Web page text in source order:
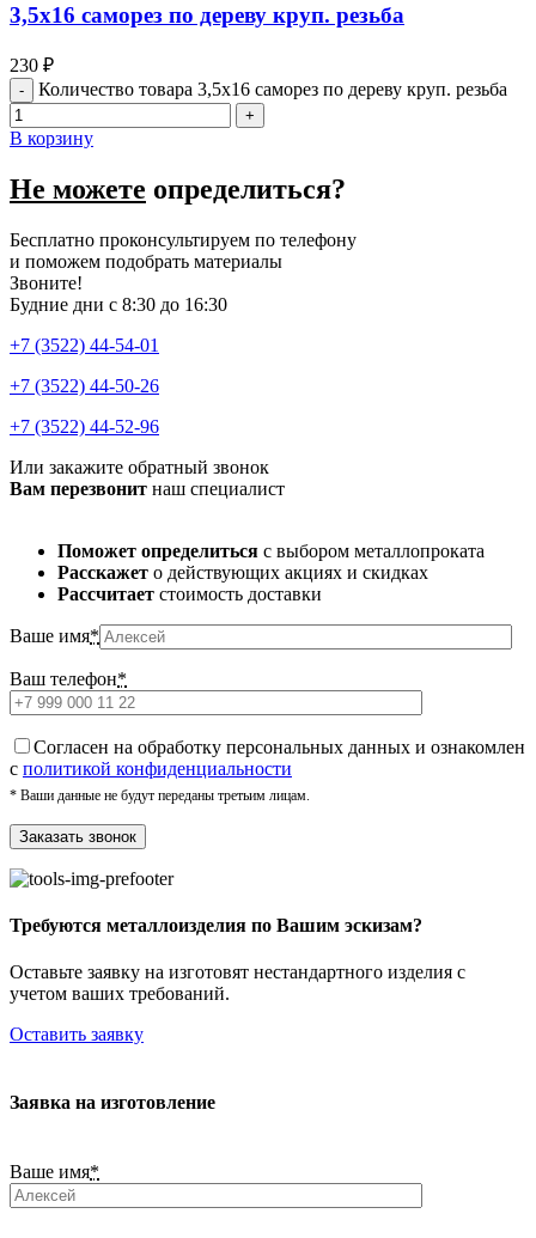
3,5х16 саморез по дереву круп. резьба
230 ₽
Количество товара 3,5х16 саморез по дереву круп. резьба
В корзину
Не можете определиться?
Бесплатно проконсультируем по телефону
и поможем подобрать материалы
Звоните!
Будние дни с 8:30 до 16:30
+7 (3522) 44-54-01
+7 (3522) 44-50-26
+7 (3522) 44-52-96
Или закажите обратный звонок
Вам перезвонит наш специалист
Поможет определиться с выбором металлопроката
Расскажет о действующих акциях и скидках
Рассчитает стоимость доставки
Ваше имя*
Ваш телефон*
Cогласен на обработку персональных данных и ознакомлен
с политикой конфиденциальности
* Ваши данные не будут переданы третьим лицам.
Требуются металлоизделия по Вашим эскизам?
Оставьте заявку на изготовят нестандартного изделия с
учетом ваших требований.
Оставить заявку
Заявка на изготовление
Ваше имя*